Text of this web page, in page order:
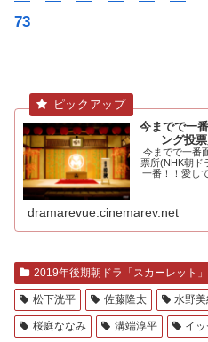
73
今までで一
ング投
今までで一番
票所(NHK朝
一番！！愛し
dramarevue.cinemarev.net
2019年後期朝ドラ「スカーレット
松下洸平 佐藤隆太 水野
桜庭ななみ 溝端淳平 イ